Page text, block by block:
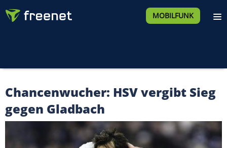
MOBILFUNK
Chancenwucher: HSV vergibt Sieg
gegen Gladbach